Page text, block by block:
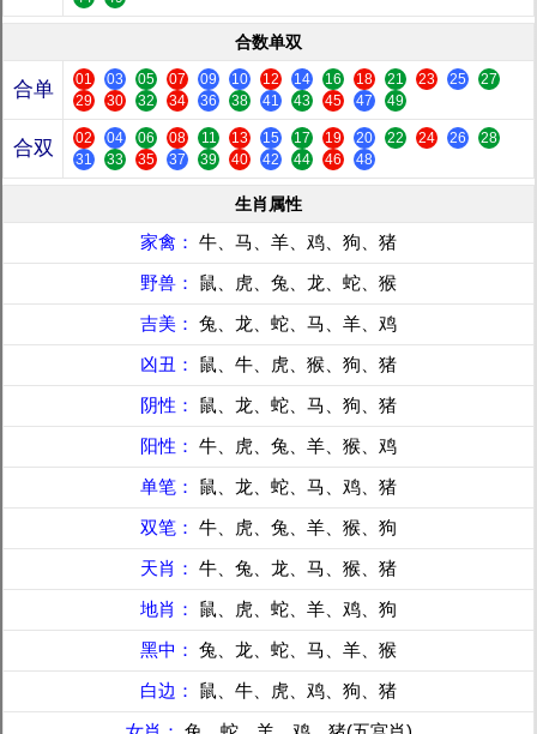
合数单双
合单 01 03 05 07 09 10 12 14 16 18 21 23 25
27
29
30 32 34 36 38 41 43 45 47 49
合双 02 04 06 08 11 13 15 17 19 20 22 24 26
28
31
33 35 37 39 40 42 44 46 48
生肖属性
家禽： 牛、马、羊、鸡、狗、猪
野兽： 鼠、虎、兔、龙、蛇、猴
吉美： 兔、龙、蛇、马、羊、鸡
凶丑： 鼠、牛、虎、猴、狗、猪
阴性： 鼠、龙、蛇、马、狗、猪
阳性： 牛、虎、兔、羊、猴、鸡
单笔： 鼠、龙、蛇、马、鸡、猪
双笔： 牛、虎、兔、羊、猴、狗
天肖： 牛、兔、龙、马、猴、猪
地肖： 鼠、虎、蛇、羊、鸡、狗
黑中： 兔、龙、蛇、马、羊、猴
白边： 鼠、牛、虎、鸡、狗、猪